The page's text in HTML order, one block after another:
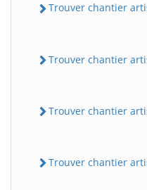
Trouver chantier
Trouver chantier
Trouver chantier
Trouver chantier